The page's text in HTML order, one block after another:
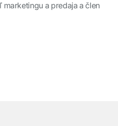
a predaja a člen